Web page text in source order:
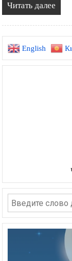
Читать далее
English